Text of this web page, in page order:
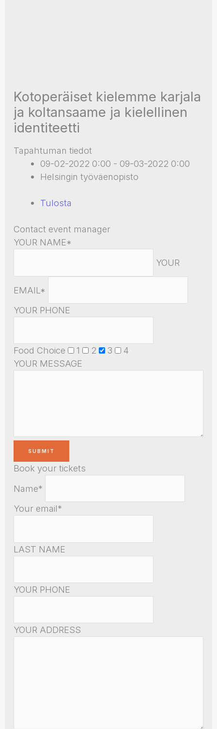
Kotoperäiset kielemme karjala
ja koltansaame ja kielellinen
identiteetti
Tapahtuman tiedot
09-02-2022 0:00 - 09-03-2022 0:00
Helsingin työväenopisto
Tulosta
Contact event manager
YOUR NAME*
YOUR
EMAIL*
YOUR PHONE
Food Choice 1 2 3
4
YOUR MESSAGE
Book your tickets
Name*
Your email*
LAST NAME
YOUR PHONE
YOUR ADDRESS